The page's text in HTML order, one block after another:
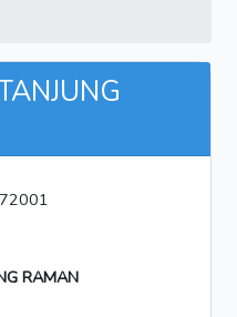
RAMAN